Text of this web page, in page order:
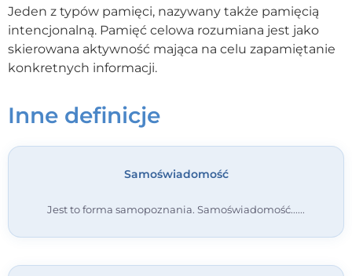
Testy psychologiczne
Dawka wiedzy
Dołącz do portalu
Jeden z typów pamięci, nazywany także pamięcią
intencjonalną. Pamięć celowa rozumiana jest jako
skierowana aktywność mająca na celu zapamiętanie
konkretnych informacji.
Inne definicje
Samoświadomość
Jest to forma samopoznania. Samoświadomość...